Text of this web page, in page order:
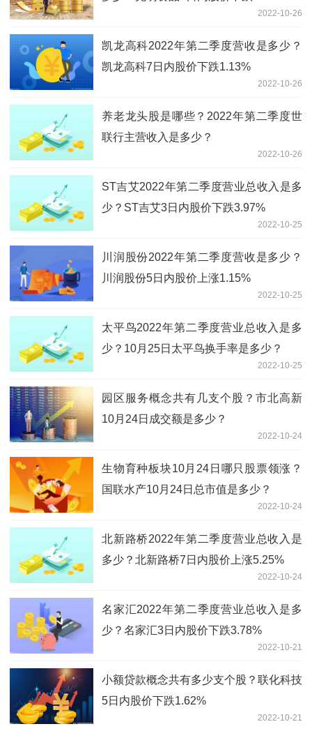
2022-10-26
凯龙高科2022年第二季度营收是多少？
凯龙高科7日内股价下跌1.13%
2022-10-26
养老龙头股是哪些？2022年第二季度世
联行主营收入是多少？
2022-10-26
ST吉艾2022年第二季度营业总收入是多
少？ST吉艾3日内股价下跌3.97%
2022-10-25
川润股份2022年第二季度营收是多少？
川润股份5日内股价上涨1.15%
2022-10-25
太平鸟2022年第二季度营业总收入是多
少？10月25日太平鸟换手率是多少？
2022-10-25
园区服务概念共有几支个股？市北高新
10月24日成交额是多少？
2022-10-24
生物育种板块10月24日哪只股票领涨？
国联水产10月24日总市值是多少？
2022-10-24
北新路桥2022年第二季度营业总收入是
多少？北新路桥7日内股价上涨5.25%
2022-10-24
名家汇2022年第二季度营业总收入是多
少？名家汇3日内股价下跌3.78%
2022-10-21
小额贷款概念共有多少支个股？联化科技
5日内股价下跌1.62%
2022-10-21